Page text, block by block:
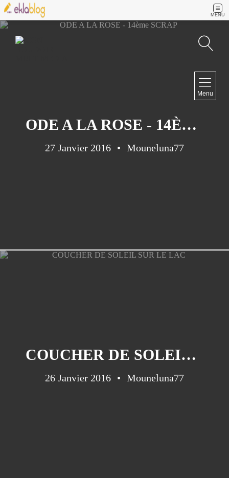
MENU
Menu
ODE A LA ROSE - 14ÈME SCRAP
27 Janvier 2016 Mouneluna77
COUCHER DE SOLEIL SUR LE LAC
26 Janvier 2016 Mouneluna77